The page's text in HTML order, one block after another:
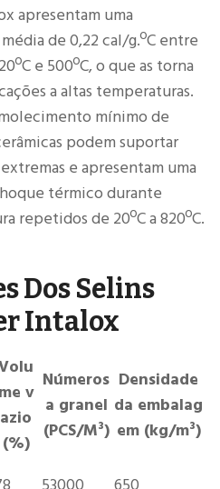
apresentam uma
de 0,22 cal/g.ºC entre
e 500ºC, o que as torna
a altas temperaturas.
mínimo de
podem suportar
e apresentam uma
térmico durante
repetidos de 20ºC a 820ºC.
Dos Selins
Intalox
me v
azio
(%)
Números
a granel
(PCS/M³)
Densidade
da embalag
em (kg/m³)